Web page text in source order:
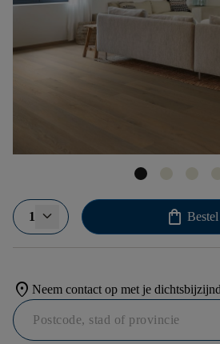
1 shopping_bag Bestel
location_on Neem contact op met je